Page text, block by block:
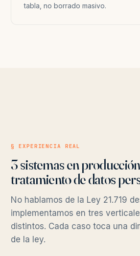
tabla, no borrado masivo.
§ EXPERIENCIA REAL
3 sistemas en
tratamiento de datos
No hablamos de la Ley 21.719
implementamos en tres
distintos. Cada caso toca una
de la ley.